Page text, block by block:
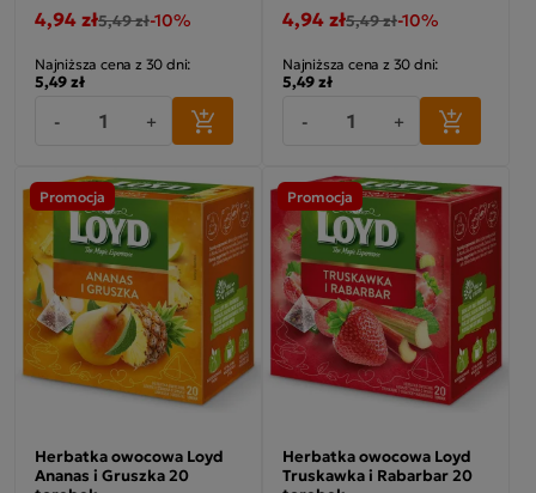
4,94 zł5,49 zł-10%
Najniższa cena z 30 dni:
5,49 zł
- +
4,94 zł5,49 zł-10%
Najniższa cena z 30 dni:
5,49 zł
- +
Promocja
Herbatka owocowa Loyd
Ananas i Gruszka 20
Promocja
Herbatka owocowa Loyd
Truskawka i Rabarbar 20